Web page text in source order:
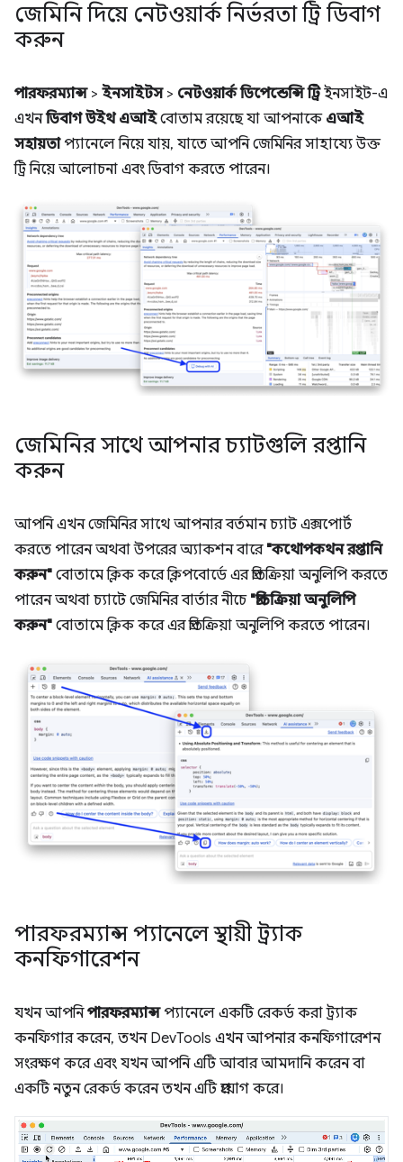
জেমিনি দিয়ে নেটওয়ার্ক নির্ভরতা ট্রি ডিবাগ
করুন
পারফরম্যান্স> ইনসাইটস> নেটওয়ার্ক ডিপেন্ডেন্সি ট্রিইনসাইট-এ
এখনডিবাগ উইথ এআইবোতাম রয়েছে যা আপনাকে এআই
সহায়তাপ্যানেলে নিয়ে যায়, যাতে আপনি জেমিনির সাহায্যে উক্ত
ট্রি নিয়ে আলোচনা এবং ডিবাগ করতে পারেন।
জেমিনির সাথে আপনার চ্যাটগুলি রপ্তানি
করুন
আপনি এখন জেমিনির সাথে আপনার বর্তমান চ্যাট এক্সপোর্ট
করতে পারেন অথবা উপরের অ্যাকশন বারে "কথোপকথন রপ্তানি
করুন" বোতামে ক্লিক করে ক্লিপবোর্ডে এর প্রতিক্রিয়া অনুলিপি করতে
পারেন অথবা চ্যাটে জেমিনির বার্তার নীচে "প্রতিক্রিয়া অনুলিপি
করুন" বোতামে ক্লিক করে এর প্রতিক্রিয়া অনুলিপি করতে পারেন।
পারফরম্যান্স প্যানেলে স্থায়ী ট্র্যাক
কনফিগারেশন
যখন আপনিপারফরম্যান্সপ্যানেলে একটি রেকর্ড করা ট্র্যাক
কনফিগার করেন, তখন DevTools এখন আপনার কনফিগারেশন
সংরক্ষণ করে এবং যখন আপনি এটি আবার আমদানি করেন বা
একটি নতুন রেকর্ড করেন তখন এটি প্রয়োগ করে।